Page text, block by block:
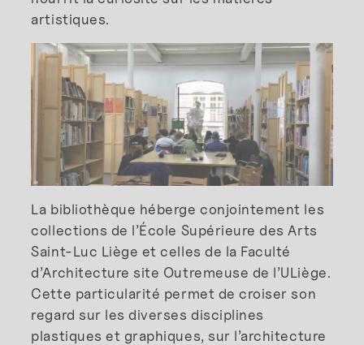
artistiques.
La bibliothèque héberge conjointement les
collections de l’École Supérieure des Arts
Saint-Luc Liège et celles de la Faculté
d’Architecture site Outremeuse de l’ULiège.
Cette particularité permet de croiser son
regard sur les diverses disciplines
plastiques et graphiques, sur l’architecture